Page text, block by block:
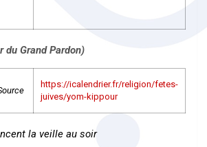
du Grand Pardon)
https://icalendrier.fr/religion/fetes-
juives/yom-kippour
la veille au soir